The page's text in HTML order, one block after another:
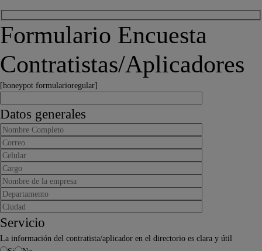
Formulario Encuesta
Contratistas/Aplicadores
[honeypot formularioregular]
Datos generales
Servicio
La información del contratista/aplicador en el directorio es clara y útil